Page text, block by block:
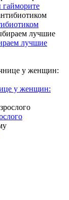
лучшие
у женщин: